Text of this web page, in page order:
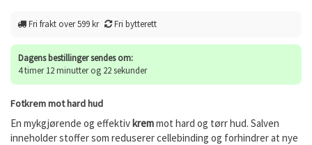
Fri frakt over 599 kr Fri bytterett
Dagens bestillinger sendes om:
4 timer 12 minutter og 22 sekunder
Fotkrem mot hard hud
En mykgjørende og effektivkremmot hard og tørr hud. Salven
inneholder stoffer som reduserer cellebinding og forhindrer at nye